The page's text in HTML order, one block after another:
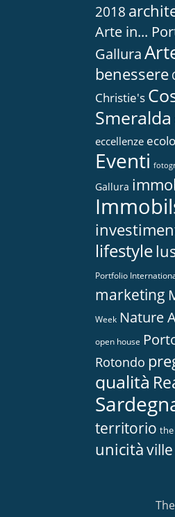
2018
Arte in...
Gallura
benessere
Christie's
Smeralda
eccellenze
Eventi
Gallura
lifestyle
Portfolio
marketing
Week Nature
open house
Rotondo
qualità
territorio
unicitàville